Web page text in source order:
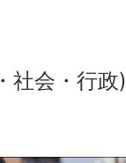
社会・行政)